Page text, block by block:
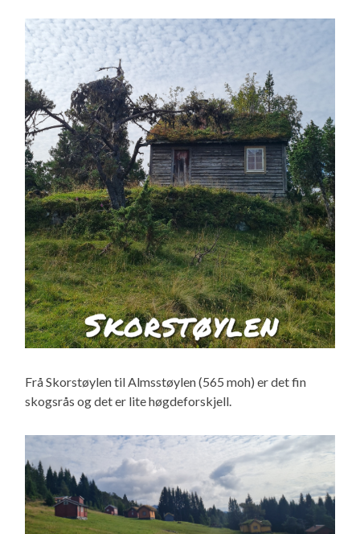
Frå Skorstøylen til Almsstøylen (565 moh) er det fin
skogsrås og det er lite høgdeforskjell.